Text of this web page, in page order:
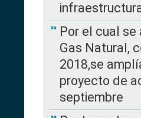
Por el cual
Gas Natural,
2018,se
proyecto de
septiembre